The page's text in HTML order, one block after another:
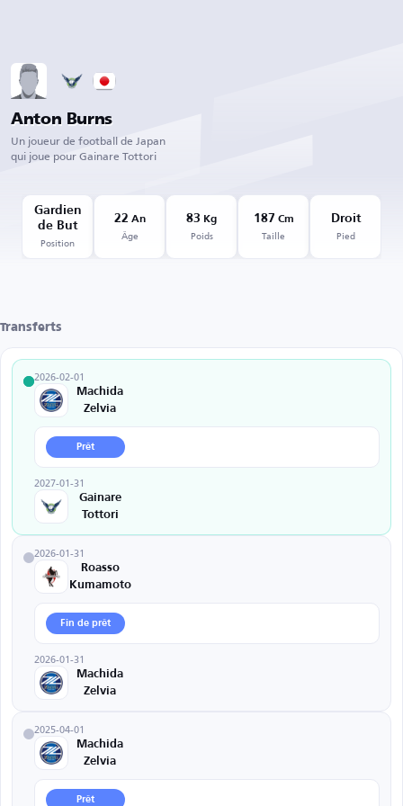
Anton Burns
Un joueur de football de Japan
qui joue pour Gainare Tottori
Gardien
de But
Position
22 An
Âge
83 Kg
Poids
187 Cm
Taille
Droit
Pied
Transferts
2026-02-01
Machida
Zelvia
Prêt
2027-01-31
Gainare
Tottori
2026-01-31
Roasso
Kumamoto
Fin de prêt
2026-01-31
Machida
Zelvia
2025-04-01
Machida
Zelvia
Prêt